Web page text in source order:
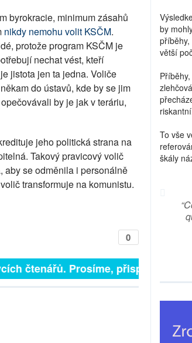
byrokracie, minimum zásahů
nikdy nemohu volit KSČM.
protože program KSČM je
nechat vést, kteří
jistota jen ta jedna. Voliče
do ústavů, kde by se jim
by je jak v teráriu,
jeho politická strana na
Takový pravicový volič
aby se odměnila i personálně
transformuje na komunistu.
0
čtenářů. Prosíme, přispějte. ➥
by
větší
To vše
škály